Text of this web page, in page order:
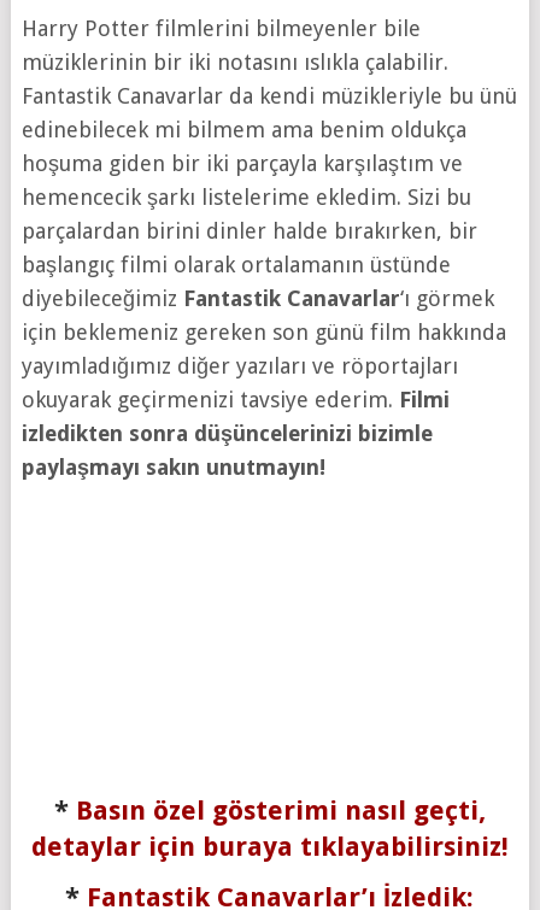
Harry Potter filmlerini bilmeyenler bile
müziklerinin bir iki notasını ıslıkla çalabilir.
Fantastik Canavarlar da kendi müzikleriyle bu ünü
edinebilecek mi bilmem ama benim oldukça
hoşuma giden bir iki parçayla karşılaştım ve
hemencecik şarkı listelerime ekledim. Sizi bu
parçalardan birini dinler halde bırakırken, bir
başlangıç filmi olarak ortalamanın üstünde
diyebileceğimiz Fantastik Canavarlar‘ı görmek
için beklemeniz gereken son günü film hakkında
yayımladığımız diğer yazıları ve röportajları
okuyarak geçirmenizi tavsiye ederim. Filmi
izledikten sonra düşüncelerinizi bizimle
paylaşmayı sakın unutmayın!
* Basın özel gösterimi nasıl geçti,
detaylar için buraya tıklayabilirsiniz!
* Fantastik Canavarlar’ı İzledik: